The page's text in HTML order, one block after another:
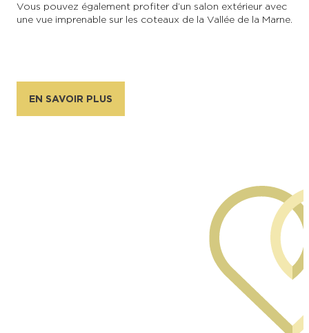
Vous pouvez également profiter d’un salon extérieur avec
une vue imprenable sur les coteaux de la Vallée de la Marne.
EN SAVOIR PLUS